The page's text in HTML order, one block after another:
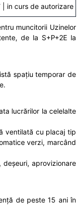
| in curs de autorizare
muncitorii Uzinelor
de la S+P+2E la
spațiu temporar de
lucrărilor la celelalte
ventilată cu placaj tip
verzi, marcând
aprovizionare
de peste 15 ani în